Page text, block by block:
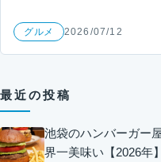
グルメ 2026/07/12
最近の投稿
池袋のハンバーガー
界一美味い【2026年】